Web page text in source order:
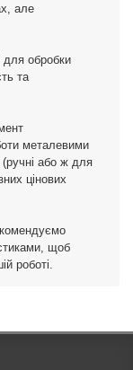
але
для обробки
та
металевими
або ж для
цінових
щоб
роботі.